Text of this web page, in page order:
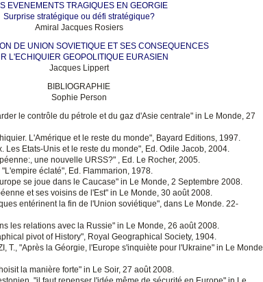
EVENEMENTS TRAGIQUES EN GEORGIE
Surprise stratégique ou défi stratégique?
Amiral Jacques Rosiers
DE UNION SOVIETIQUE ET SES CONSEQUENCES
L'ECHIQUIER GEOPOLITIQUE EURASIEN
Jacques Lippert
BIBLIOGRAPHIE
Sophie Person
le contrôle du pétrole et du gaz d'Asie centrale" in Le Monde, 27
L'Amérique et le reste du monde", Bayard Editions, 1997.
Les Etats-Unis et le reste du monde", Ed. Odile Jacob, 2004.
une nouvelle URSS?" , Ed. Le Rocher, 2005.
éclaté", Ed. Flammarion, 1978.
se joue dans le Caucase" in Le Monde, 2 Septembre 2008.
et ses voisins de l'Est" in Le Monde, 30 août 2008.
entérinent la fin de l'Union soviétique", dans Le Monde. 22-
les relations avec la Russie" in Le Monde, 26 août 2008.
pivot of History", Royal Geographical Society, 1904.
T., "Après la Géorgie, l'Europe s'inquiète pour l'Ukraine" in Le Monde,
la manière forte" in Le Soir, 27 août 2008.